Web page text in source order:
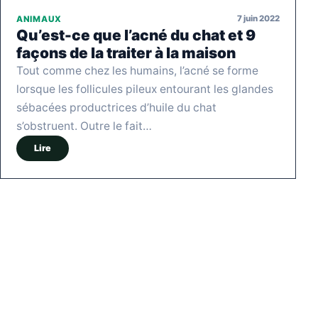
ANIMAUX 7 juin 2022
Qu’est-ce que l’acné du chat et 9
façons de la traiter à la maison
Tout comme chez les humains, l’acné se forme
lorsque les follicules pileux entourant les glandes
sébacées productrices d’huile du chat
s’obstruent. Outre le fait…
Lire